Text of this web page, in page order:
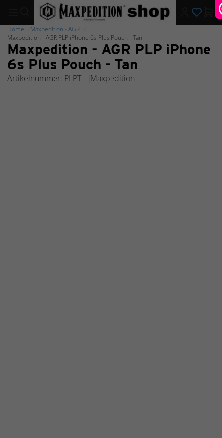
Home
Maxpedition - AGR
Maxpedition - AGR PLP iPhone 6s Plus Pouch - Tan
Maxpedition - AGR PLP iPhone
6s Plus Pouch - Tan
Artikelnummer: PLPT Maxpedition